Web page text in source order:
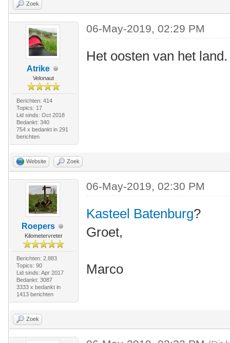
Zoek
Atrike
Velonaut
Berichten: 414
Topics: 17
Lid sinds: Oct 2018
Bedankt: 340
754 x bedankt in 291
berichten
06-May-2019, 02:29 PM
Het oosten van het land.
Website Zoek
Roepers
Kilometervreter
Berichten: 2.883
Topics: 90
Lid sinds: Apr 2017
Bedankt: 3087
3333 x bedankt in
1413 berichten
06-May-2019, 02:30 PM
Kasteel Batenburg?
Groet,
Marco
Zoek